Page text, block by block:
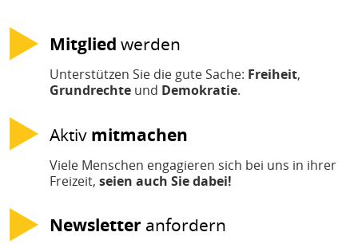
Mitglied werden
Unterstützen Sie die gute Sache: Freiheit,
Grundrechte und Demokratie.
Aktiv mitmachen
Viele Menschen engagieren sich bei uns in ihrer
Freizeit, seien auch Sie dabei!
Newsletter anfordern